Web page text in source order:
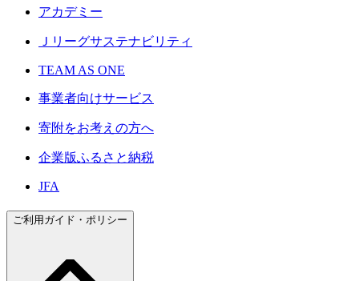
アカデミー
Ｊリーグサステナビリティ
TEAM AS ONE
事業者向けサービス
寄附をお考えの方へ
企業版ふるさと納税
JFA
ご利用ガイド・ポリシー